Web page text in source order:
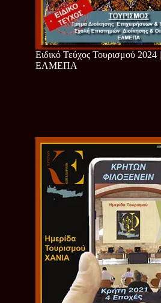
Ειδικό Τεύχος Τουρισμού 2024 |
ΕΛΜΕΠΑ